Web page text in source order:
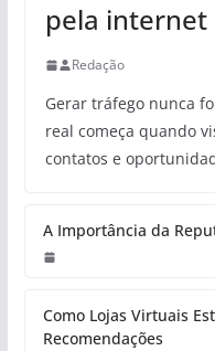
pela internet
Redação
Gerar tráfego nunca
real começa quando
contatos e
A Importância da
Como Lojas Virtuais
Recomendações